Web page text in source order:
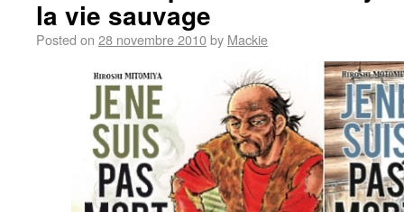
la vie sauvage
Posted on 28 novembre 2010by Mackie